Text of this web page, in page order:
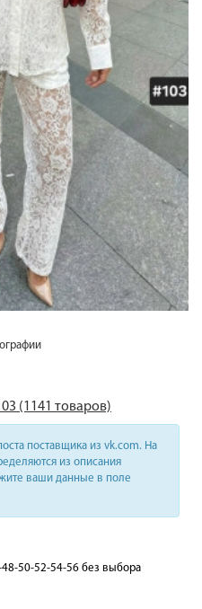
(1141 товаров)
поставщика из vk.com. На
из описания
ваши данные в поле
50-52-54-56 без выбора